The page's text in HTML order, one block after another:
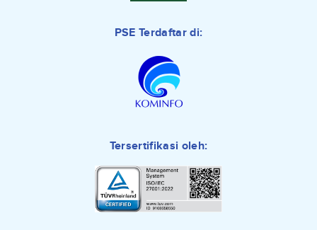
PSE Terdaftar di:
Tersertifikasi oleh: